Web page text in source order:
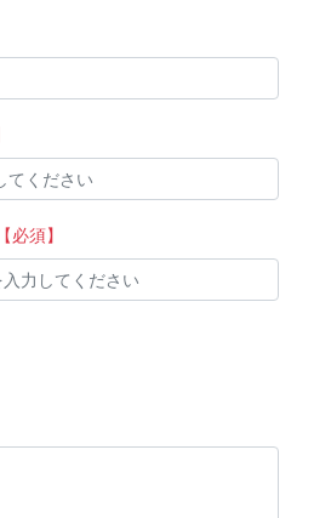
【必須】